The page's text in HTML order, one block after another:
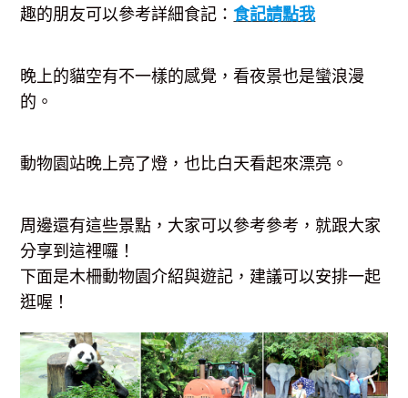
趣的朋友可以參考詳細食記：食記請點我
晚上的貓空有不一樣的感覺，看夜景也是蠻浪漫
的。
動物園站晚上亮了燈，也比白天看起來漂亮。
周邊還有這些景點，大家可以參考參考，就跟大家
分享到這裡囉！
下面是木柵動物園介紹與遊記，建議可以安排一起
逛喔！